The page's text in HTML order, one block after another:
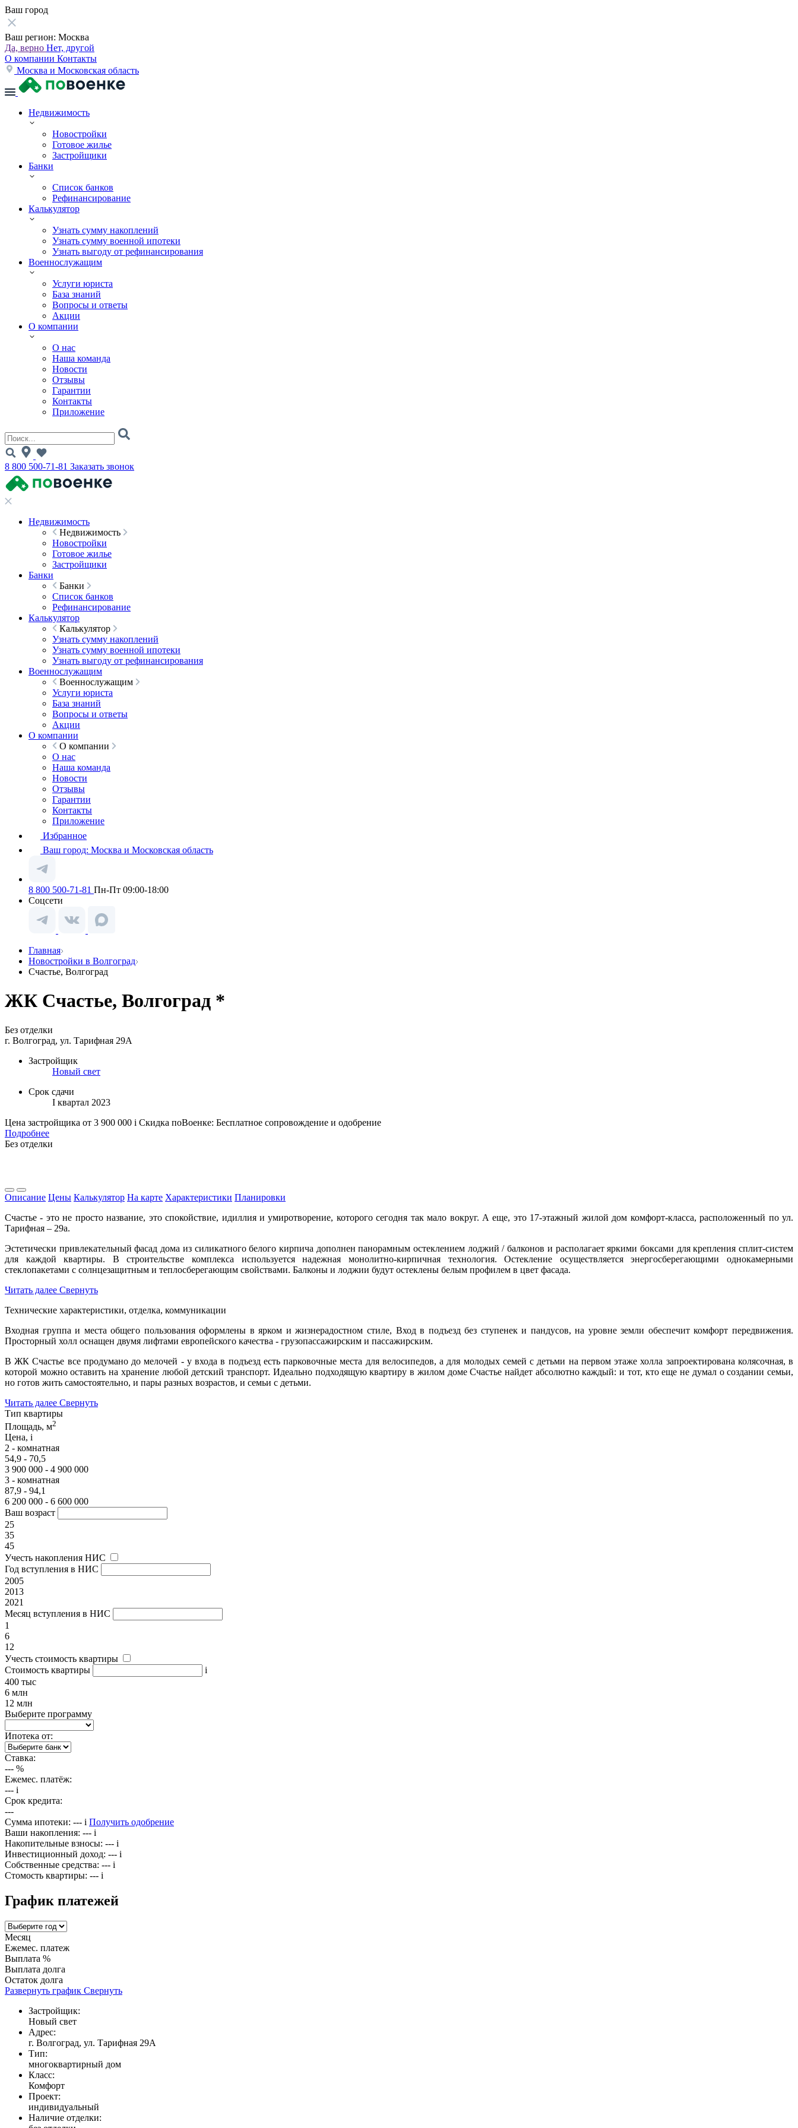
Ваш город
Ваш регион: Москва
Да, верно Нет, другой
О компании Контакты
Москва и Московская область
Недвижимость
Новостройки
Готовое жилье
Застройщики
Банки
Список банков
Рефинансирование
Калькулятор
Узнать сумму накоплений
Узнать сумму военной ипотеки
Узнать выгоду от рефинансирования
Военнослужащим
Услуги юриста
База знаний
Вопросы и ответы
Акции
О компании
О нас
Наша команда
Новости
Отзывы
Гарантии
Контакты
Приложение
8 800 500-71-81 Заказать звонок
Недвижимость
Недвижимость
Новостройки
Готовое жилье
Застройщики
Банки
Банки
Список банков
Рефинансирование
Калькулятор
Калькулятор
Узнать сумму накоплений
Узнать сумму военной ипотеки
Узнать выгоду от рефинансирования
Военнослужащим
Военнослужащим
Услуги юриста
База знаний
Вопросы и ответы
Акции
О компании
О компании
О нас
Наша команда
Новости
Отзывы
Гарантии
Контакты
Приложение
Избранное
Ваш город: Москва и Московская область
8 800 500-71-81 Пн-Пт 09:00-18:00
Соцсети
Главная
Новостройки в Волгоград
Счастье, Волгоград
ЖК Счастье, Волгоград *
Без отделки
г. Волгоград, ул. Тарифная 29А
Застройщик
Новый свет
Срок сдачи
I квартал 2023
Цена застройщика от 3 900 000 i Скидка поВоенке: Бесплатное сопровождение и одобрение
Подробнее
Без отделки
Описание Цены Калькулятор На карте Характеристики Планировки
Счастье - это не просто название, это спокойствие, идиллия и умиротворение, которого сегодня так мало вокруг. А еще, это 17-этажный жилой дом комфорт-класса, расположенный по ул.
Тарифная – 29а.
Эстетически привлекательный фасад дома из силикатного белого кирпича дополнен панорамным остеклением лоджий / балконов и располагает яркими боксами для крепления сплит-систем
для каждой квартиры. В строительстве комплекса используется надежная монолитно-кирпичная технология. Остекление осуществляется энергосберегающими однокамерными
стеклопакетами с солнцезащитным и теплосберегающим свойствами. Балконы и лоджии будут остеклены белым профилем в цвет фасада.
Читать далее Свернуть
Технические характеристики, отделка, коммуникации
Входная группа и места общего пользования оформлены в ярком и жизнерадостном стиле, Вход в подъезд без ступенек и пандусов, на уровне земли обеспечит комфорт передвижения.
Просторный холл оснащен двумя лифтами европейского качества - грузопассажирским и пассажирским.
В ЖК Счастье все продумано до мелочей - у входа в подъезд есть парковочные места для велосипедов, а для молодых семей с детьми на первом этаже холла запроектирована колясочная, в
которой можно оставить на хранение любой детский транспорт. Идеально подходящую квартиру в жилом доме Счастье найдет абсолютно каждый: и тот, кто еще не думал о создании семьи,
но готов жить самостоятельно, и пары разных возрастов, и семьи с детьми.
Читать далее Свернуть
Тип квартиры
Площадь, м2
Цена, i
2 - комнатная
54,9 - 70,5
3 900 000 - 4 900 000
3 - комнатная
87,9 - 94,1
6 200 000 - 6 600 000
Ваш возраст
25
35
45
Учесть накопления НИС
Год вступления в НИС
2005
2013
2021
Месяц вступления в НИС
1
6
12
Учесть стоимость квартиры
Стоимость квартиры
i
400 тыс
6 млн
12 млн
Выберите программу
Ипотека от:
Ставка:
--- %
Ежемес. платёж:
--- i
Срок кредита:
---
Сумма ипотеки: --- i Получить одобрение
Ваши накопления: --- i
Накопительные взносы: --- i
Инвестиционный доход: --- i
Собственные средства: --- i
Стомость квартиры: --- i
График платежей
Месяц
Ежемес. платеж
Выплата %
Выплата долга
Остаток долга
Развернуть график Свернуть
Застройщик:
Новый свет
Адрес:
г. Волгоград, ул. Тарифная 29А
Тип:
многоквартирный дом
Класс:
Комфорт
Проект:
индивидуальный
Наличие отделки: